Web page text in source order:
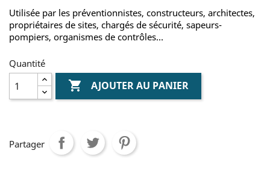
Utilisée par les préventionnistes, constructeurs, architectes,
propriétaires de sites, chargés de sécurité, sapeurs-
pompiers, organismes de contrôles…
Quantité
 AJOUTER AU PANIER
Partager